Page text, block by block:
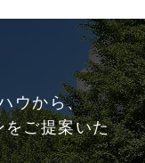
ウから、
をご提案いた